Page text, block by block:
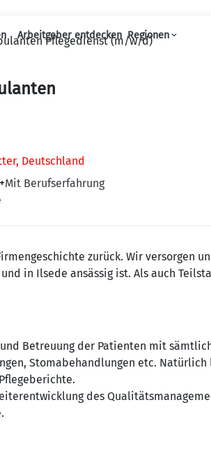
Haupt-Navigation
Arbeitgeber entdecken Regionen
Pflegedienst (m/w/d)
Deutschland
+Mit Berufserfahrung
zurück. Wir versorgen
in Ilsede ansässig ist. Als auch
Betreuung der Patienten mit
Stomabehandlungen etc.
des